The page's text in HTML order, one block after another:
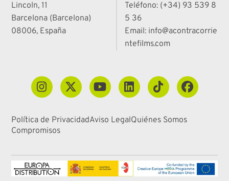
Lincoln, 11
Barcelona (Barcelona)
08006, España
Teléfono: (+34) 93 539 8
5 36
Email: info@acontracorrie
ntefilms.com
Política de PrivacidadAviso LegalQuiénes Somos
Compromisos